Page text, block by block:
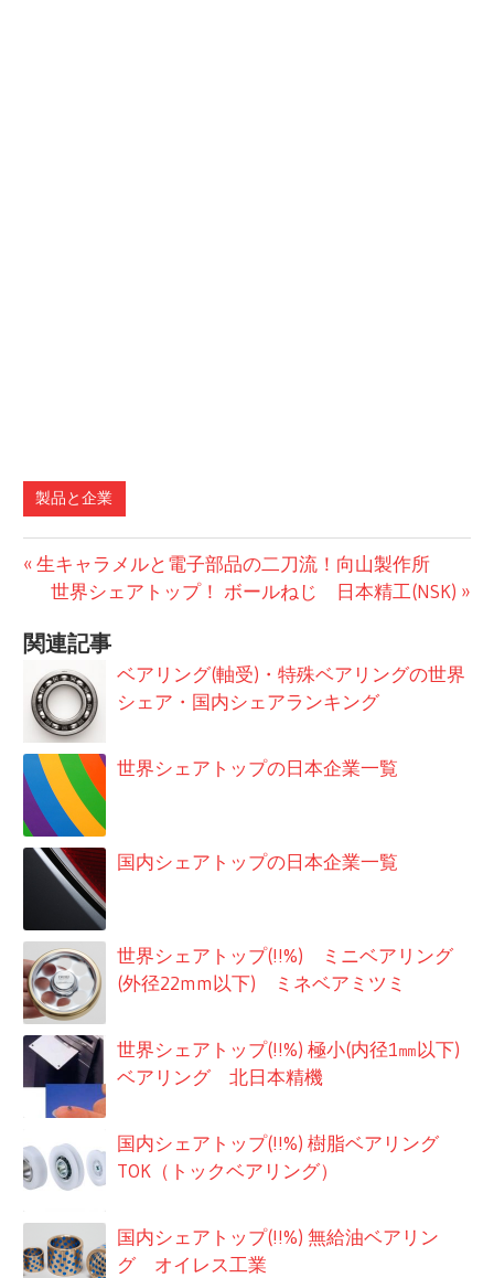
製品と企業
投
ナ
ビ
ゲ
ー
シ
ョ
前
の
事:
生キャラメルと電子部品の二刀流！向山製作所
次
記
事:
世界シェアトップ！ ボールねじ 日本精工(NSK)
関連記事
ベアリング(軸受)・特殊ベアリングの世界
シェア・国内シェアランキング
世界シェアトップの日本企業一覧
国内シェアトップの日本企業一覧
世界シェアトップ(!!%) ミニベアリング
(外径22mm以下) ミネベアミツミ
世界シェアトップ(!!%) 極小(内径1㎜以下)
ベアリング 北日本精機
国内シェアトップ(!!%) 樹脂ベアリング
TOK（トックベアリング）
国内シェアトップ(!!%) 無給油ベアリン
グ オイレス工業